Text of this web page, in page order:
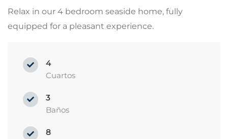
Relax in our 4 bedroom seaside home, fully
equipped for a pleasant experience.
4
Cuartos
3
Baños
8